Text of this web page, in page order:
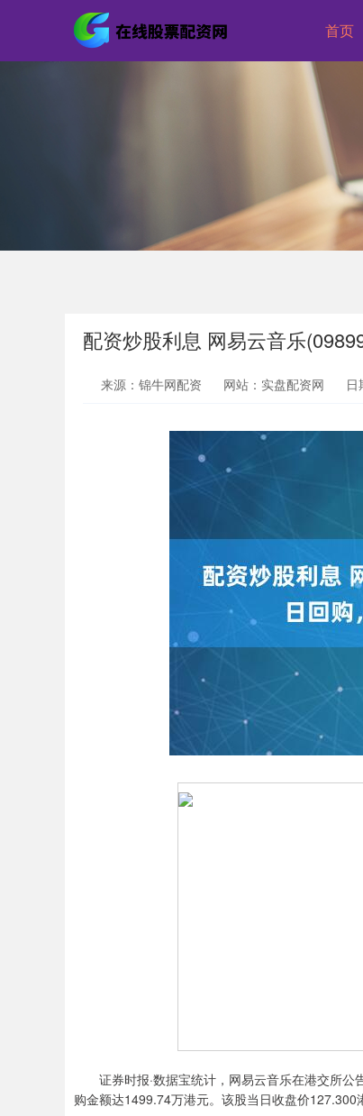
首页
配资炒股利息 网易云音乐
来源：锦牛网配资 网站：实盘配资网
证券时报·数据宝统计，网易云音乐在港交所公
购金额达1499.74万港元。该股当日收盘价127.300